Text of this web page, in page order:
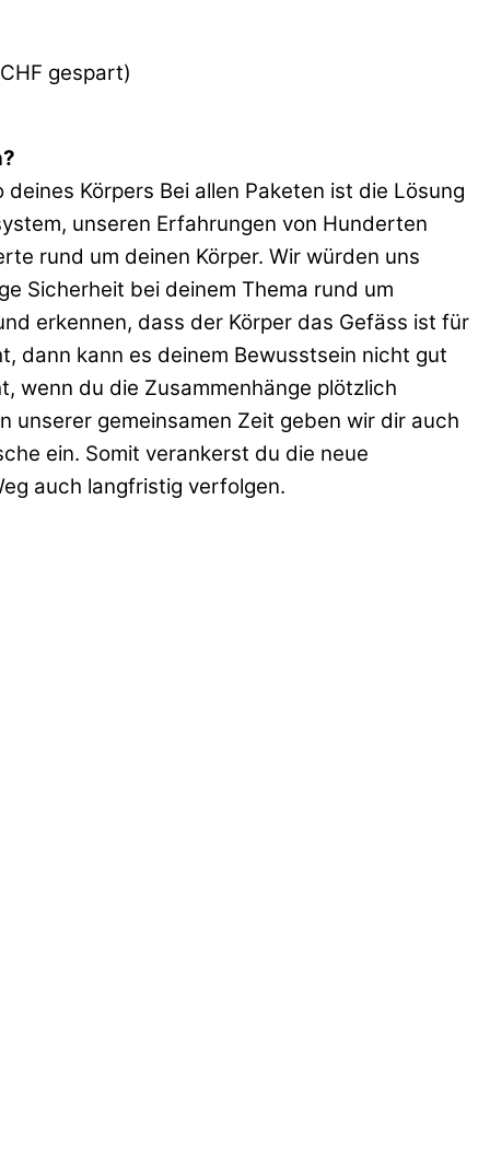
gespart)
Körpers Bei allen Paketen ist die Lösung
unseren Erfahrungen von Hunderten
rund um deinen Körper. Wir würden uns
Sicherheit bei deinem Thema rund um
erkennen, dass der Körper das Gefäss ist für
dann kann es deinem Bewusstsein nicht gut
wenn du die Zusammenhänge plötzlich
unserer gemeinsamen Zeit geben wir dir auch
ein. Somit verankerst du die neue
auch langfristig verfolgen.